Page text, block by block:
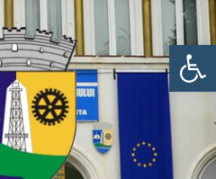
Deschide bara de unelte